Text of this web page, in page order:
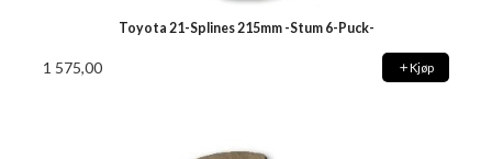
Toyota 21-Splines 215mm -Stum 6-Puck-
1 575,00 Kjøp